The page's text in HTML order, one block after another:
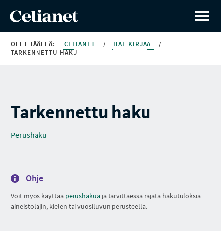
OLET TÄÄLLÄ: CELIANET / HAE KIRJAA
/
TARKENNETTU HAKU
Tarkennettu haku
Perushaku
Ohje
Voit myös käyttää perushakua ja tarvittaessa rajata hakutuloksia
aineistolajin, kielen tai vuosiluvun perusteella.